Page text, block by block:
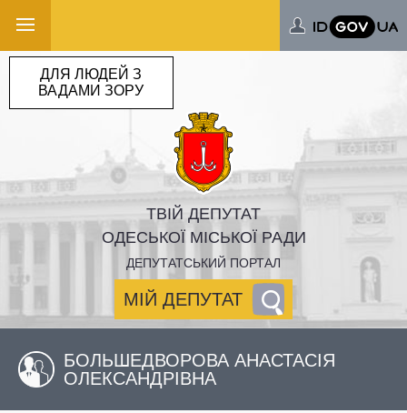
ТВІЙ ДЕПУТАТ
ОДЕСЬКОЇ МІСЬКОЇ РАДИ
ДЕПУТАТСЬКИЙ ПОРТАЛ
МІЙ ДЕПУТАТ
ДЛЯ ЛЮДЕЙ З
ВАДАМИ ЗОРУ
БОЛЬШЕДВОРОВА АНАСТАСІЯ
ОЛЕКСАНДРІВНА